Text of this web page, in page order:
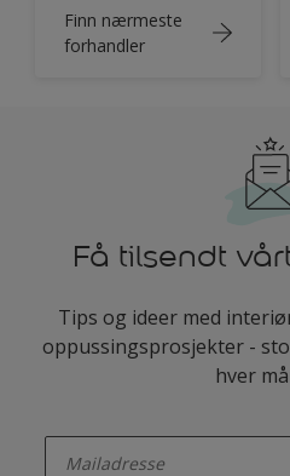
Finn nærmeste
forhandler
Få tilsendt
Tips og ideer med
oppussingsprosjekter -
hver